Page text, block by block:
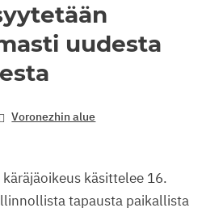
uudesta
Voronezhin alue
käsittelee 16.
tapausta paikallista